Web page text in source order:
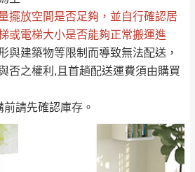
擺放空間是否足夠 ，並自行確認居
或電梯大小是否能夠正常搬運進
與建築物等限制而導致無法配送，
否之權利,且首趟配送運費須由購買
前請先確認庫存。
免 運
峨眉鄉、五峰鄉、
橫山、北埔鄉、尖
石鄉、寶山鄉山
區、新埔山區、芎
無
Mail通知確認訂單。
LINE → @dershin）
是否現貨 ，若未詢問下單後無
會再來電或E-Mail與您聯絡
搜尋 Line ID →
供運送 (詳見運送規章)。